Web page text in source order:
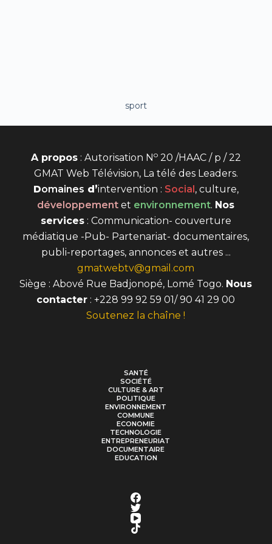
sport
A propos: Autorisation N o20 /HAAC / p / 22
GMAT Web Télévision, La télé des Leaders.
Domaines d’intervention : Social , culture,
développement et environnement. Nos
services: Communication- couverture
médiatique -Pub- Partenariat- documentaires,
publi-reportages, annonces et autres ...
gmatwebtv@gmail.com
Siège : Abové Rue Badjonopé, Lomé Togo. Nous
contacter : +228 99 92 59 01/ 90 41 29 00
Soutenez la chaîne !
SANTÉ
SOCIÉTÉ
CULTURE & ART
POLITIQUE
ENVIRONNEMENT
COMMUNE
ECONOMIE
TECHNOLOGIE
ENTREPRENEURIAT
DOCUMENTAIRE
EDUCATION